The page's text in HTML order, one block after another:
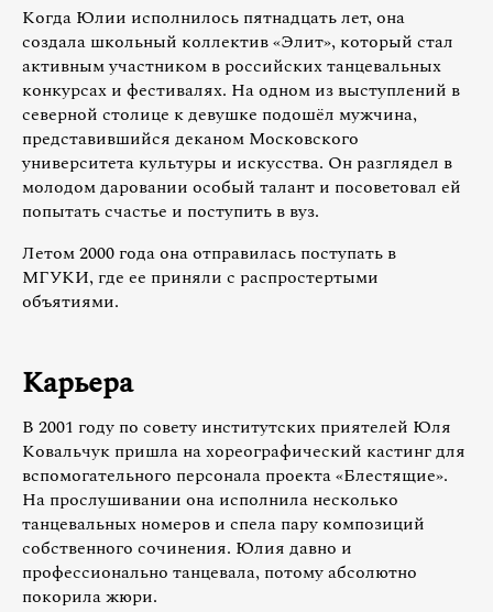
Когда Юлии исполнилось пятнадцать лет, она
создала школьный коллектив «Элит», который стал
активным участником в российских танцевальных
конкурсах и фестивалях. На одном из выступлений в
северной столице к девушке подошёл мужчина,
представившийся деканом Московского
университета культуры и искусства. Он разглядел в
молодом даровании особый талант и посоветовал ей
попытать счастье и поступить в вуз.
Летом 2000 года она отправилась поступать в
МГУКИ, где ее приняли с распростертыми
объятиями.
Карьера
В 2001 году по совету институтских приятелей Юля
Ковальчук пришла на хореографический кастинг для
вспомогательного персонала проекта «Блестящие».
На прослушивании она исполнила несколько
танцевальных номеров и спела пару композиций
собственного сочинения. Юлия давно и
профессионально танцевала, потому абсолютно
покорила жюри.